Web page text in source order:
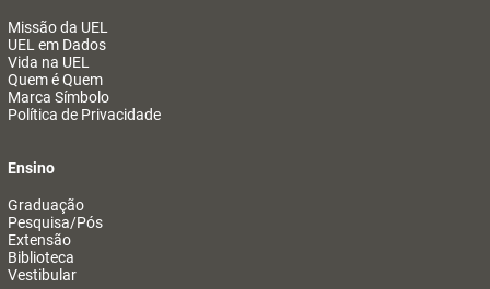
Missão da UEL
UEL em Dados
Vida na UEL
Quem é Quem
Marca Símbolo
Política de Privacidade
Ensino
Graduação
Pesquisa/Pós
Extensão
Biblioteca
Vestibular